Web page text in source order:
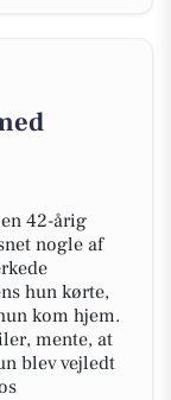
42-årig
nogle af
hun kørte,
kom hjem.
mente, at
blev vejledt